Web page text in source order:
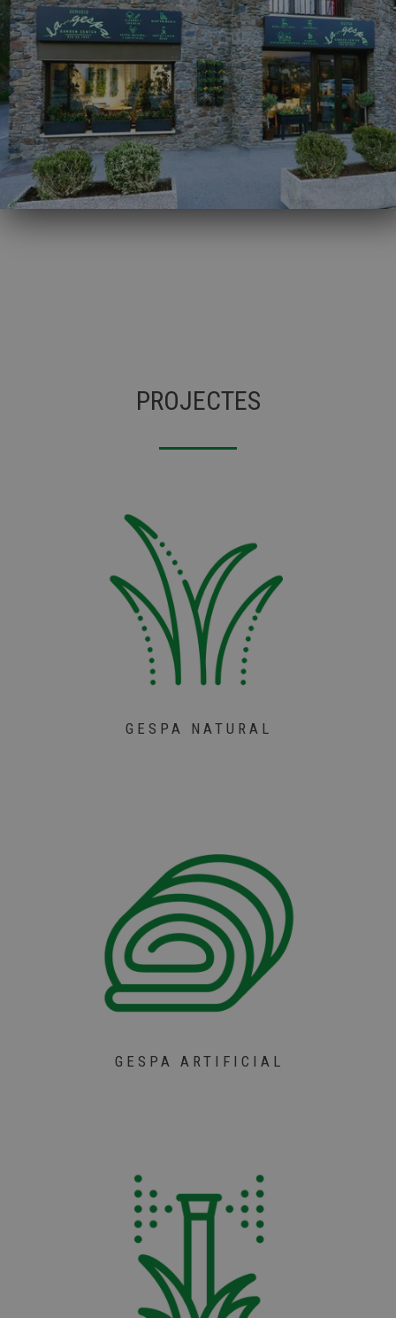
PROJECTES
GESPA NATURAL
GESPA ARTIFICIAL